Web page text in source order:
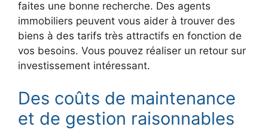
faites une bonne recherche. Des agents
immobiliers peuvent vous aider à trouver des
biens à des tarifs très attractifs en fonction de
vos besoins. Vous pouvez réaliser un retour sur
investissement intéressant.
Des coûts de maintenance
et de gestion raisonnables